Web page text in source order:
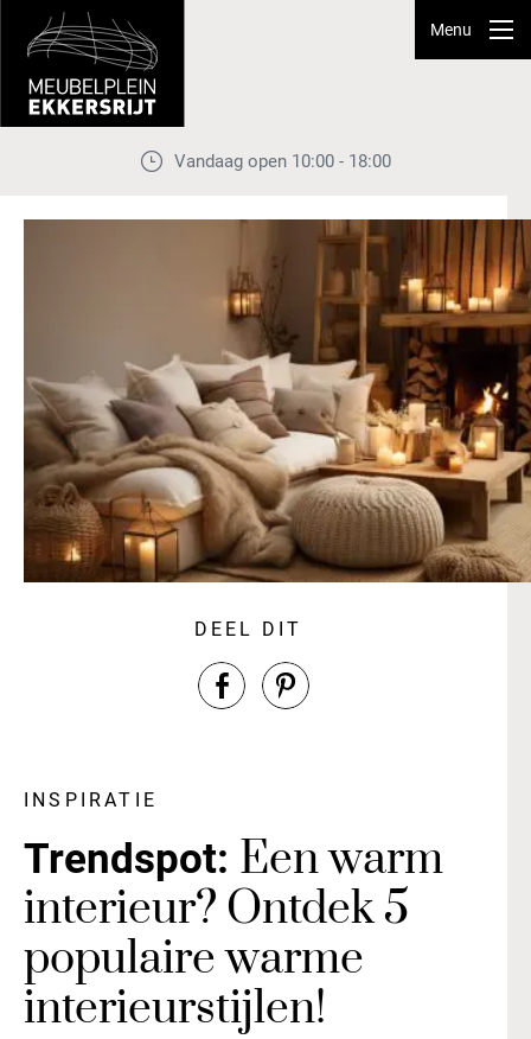
Menu
Vandaag open 10:00 - 18:00
DEEL DIT
INSPIRATIE
Trendspot: Een warm
interieur? Ontdek 5
populaire warme
interieurstijlen!